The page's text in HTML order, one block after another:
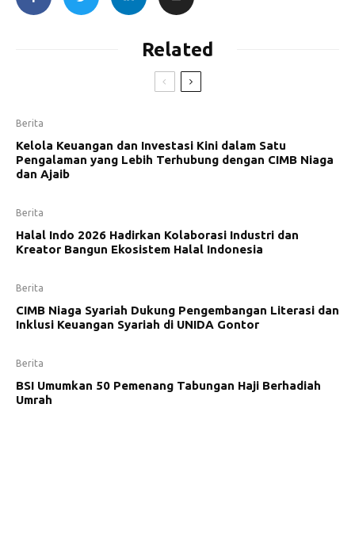
Related
Berita
Kelola Keuangan dan Investasi Kini dalam Satu
Pengalaman yang Lebih Terhubung dengan CIMB Niaga
dan Ajaib
Berita
Halal Indo 2026 Hadirkan Kolaborasi Industri dan
Kreator Bangun Ekosistem Halal Indonesia
Berita
CIMB Niaga Syariah Dukung Pengembangan Literasi dan
Inklusi Keuangan Syariah di UNIDA Gontor
Berita
BSI Umumkan 50 Pemenang Tabungan Haji Berhadiah
Umrah